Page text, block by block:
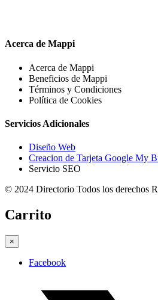
Acerca de Mappi
Acerca de Mappi
Beneficios de Mappi
Términos y Condiciones
Política de Cookies
Servicios Adicionales
Diseño Web
Creacion de Tarjeta Google My
Servicio SEO
© 2024 Directorio Todos los derechos
Carrito
×
Facebook